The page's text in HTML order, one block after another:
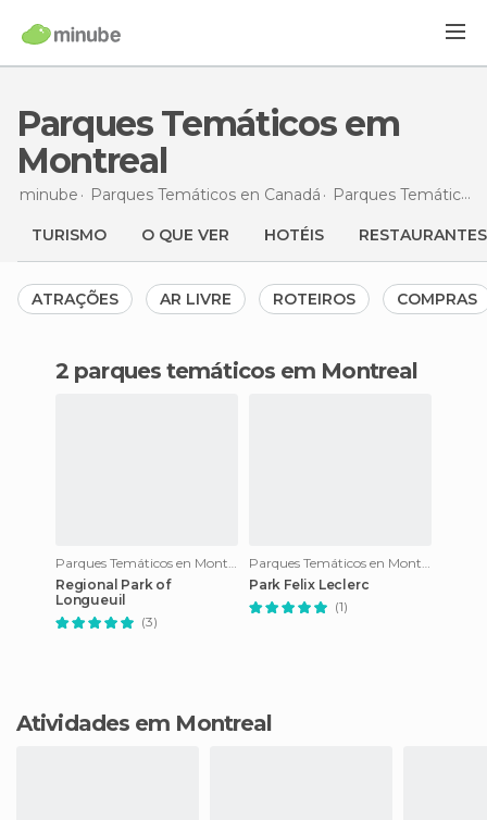
Parques Temáticos em
Montreal
minube Parques Temáticos en Canadá Parques Temáticos en
TURISMO O QUE VER HOTÉIS RESTAURANTES
ATRAÇÕES AR LIVRE ROTEIROS COMPRAS
2 parques temáticos em Montreal
Parques Temáticos en Montreal
Regional Park of
Longueuil
(3)
Parques Temáticos en Montreal
Park Felix Leclerc
(1)
Atividades em Montreal